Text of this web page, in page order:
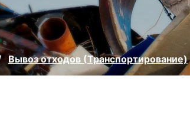
Вывоз отходов (Транспортирование)